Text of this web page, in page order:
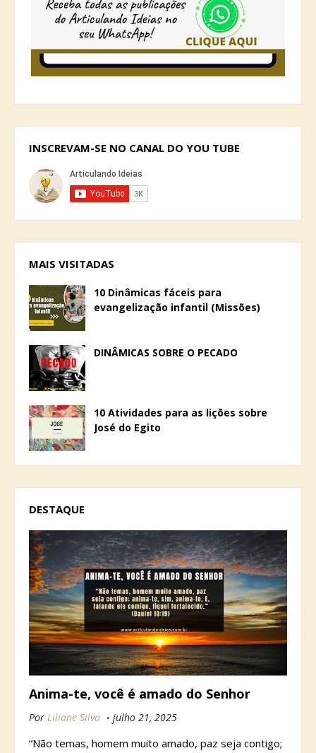
INSCREVAM-SE NO CANAL DO YOU TUBE
MAIS VISITADAS
10 Dinâmicas fáceis para
evangelização infantil (Missões)
DINÂMICAS SOBRE O PECADO
10 Atividades para as lições sobre
José do Egito
DESTAQUE
Anima-te, você é amado do Senhor
Por Liliane Silva julho 21, 2025
“Não temas, homem muito amado, paz seja contigo;